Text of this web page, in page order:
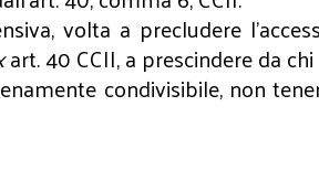
volta a precludere
art. 40 CCII, a prescindere da
condivisibile, non